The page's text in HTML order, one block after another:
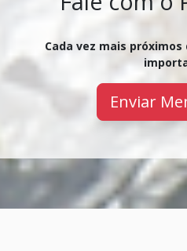
Cada vez mais
Enviar